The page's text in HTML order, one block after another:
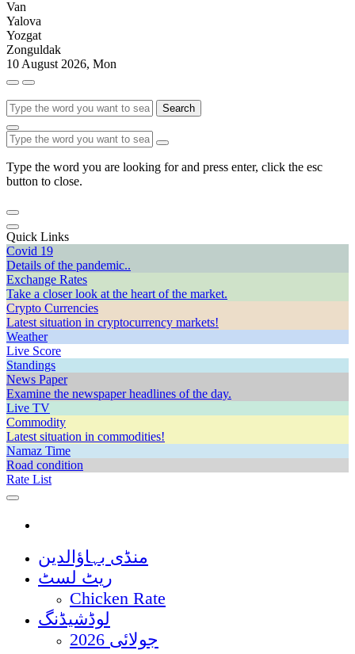
Van
Yalova
Yozgat
Zonguldak
10 August 2026, Mon
Search
Type the word you are looking for and press enter, click the esc
button to close.
Quick Links
Covid 19
Details of the pandemic..
Exchange Rates
Take a closer look at the heart of the market.
Crypto Currencies
Latest situation in cryptocurrency markets!
Weather
Live Score
Standings
News Paper
Examine the newspaper headlines of the day.
Live TV
Commodity
Latest situation in commodities!
Namaz Time
Road condition
Rate List
منڈی بہاؤالدین
ریٹ لسٹ
Chicken Rate
لوڈشیڈنگ
جولائی 2026